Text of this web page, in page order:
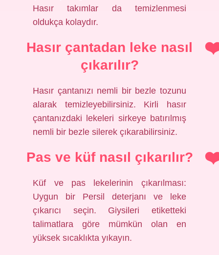
Hasır takımlar da temizlenmesi
oldukça kolaydır.
Hasır çantadan leke nasıl
çıkarılır?
Hasır çantanızı nemli bir bezle tozunu
alarak temizleyebilirsiniz. Kirli hasır
çantanızdaki lekeleri sirkeye batırılmış
nemli bir bezle silerek çıkarabilirsiniz.
Pas ve küf nasıl çıkarılır?
Küf ve pas lekelerinin çıkarılması:
Uygun bir Persil deterjanı ve leke
çıkarıcı seçin. Giysileri etiketteki
talimatlara göre mümkün olan en
yüksek sıcaklıkta yıkayın.